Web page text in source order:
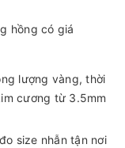
hồng có giá
lượng vàng, thời
cương từ 3.5mm
size nhẫn tận nơi